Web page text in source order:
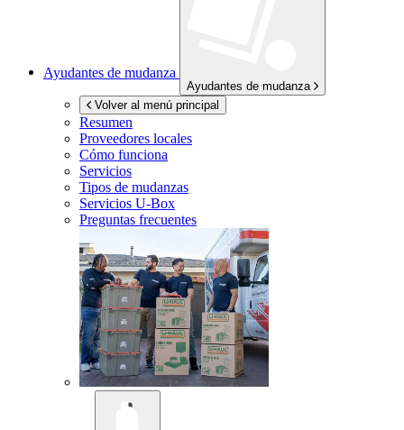
Ayudantes de mudanza
Ayudantes de mudanza
Volver al menú principal
Resumen
Proveedores locales
Cómo funciona
Servicios
Tipos de mudanzas
Servicios U-Box
Preguntas frecuentes